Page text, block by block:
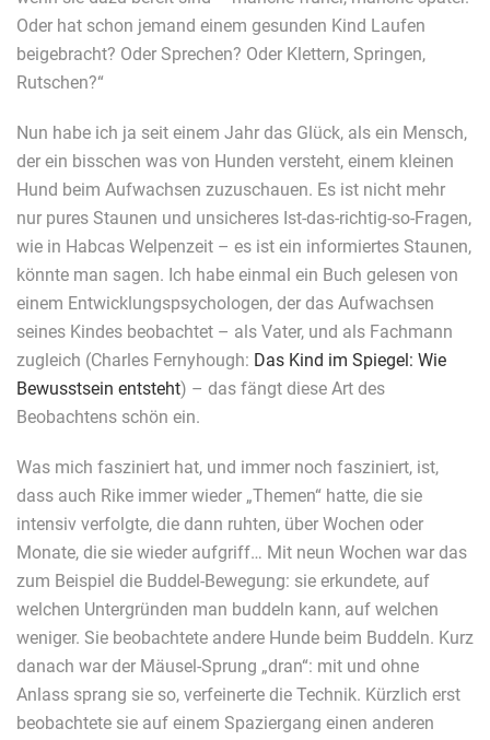
Oder hat schon jemand einem gesunden Kind Laufen
beigebracht? Oder Sprechen? Oder Klettern, Springen,
Rutschen?“
Nun habe ich ja seit einem Jahr das Glück, als ein Mensch,
der ein bisschen was von Hunden versteht, einem kleinen
Hund beim Aufwachsen zuzuschauen. Es ist nicht mehr
nur pures Staunen und unsicheres Ist-das-richtig-so-Fragen,
wie in Habcas Welpenzeit – es ist ein informiertes Staunen,
könnte man sagen. Ich habe einmal ein Buch gelesen von
einem Entwicklungspsychologen, der das Aufwachsen
seines Kindes beobachtet – als Vater, und als Fachmann
zugleich (Charles Fernyhough: Das Kind im Spiegel: Wie
Bewusstsein entsteht) – das fängt diese Art des
Beobachtens schön ein.
Was mich fasziniert hat, und immer noch fasziniert, ist,
dass auch Rike immer wieder „Themen“ hatte, die sie
intensiv verfolgte, die dann ruhten, über Wochen oder
Monate, die sie wieder aufgriff… Mit neun Wochen war das
zum Beispiel die Buddel-Bewegung: sie erkundete, auf
welchen Untergründen man buddeln kann, auf welchen
weniger. Sie beobachtete andere Hunde beim Buddeln. Kurz
danach war der Mäusel-Sprung „dran“: mit und ohne
Anlass sprang sie so, verfeinerte die Technik. Kürzlich erst
beobachtete sie auf einem Spaziergang einen anderen